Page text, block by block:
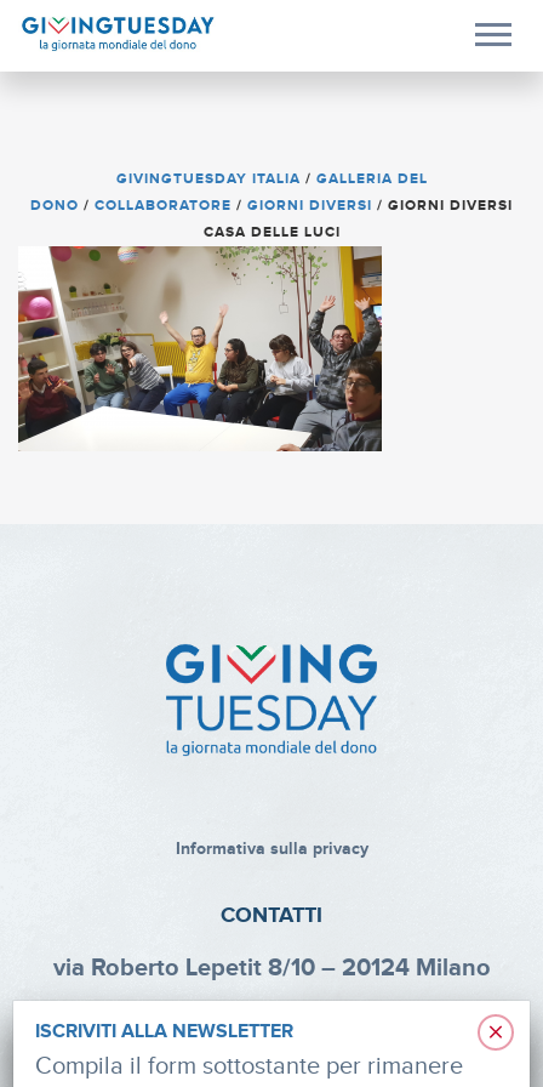
GIVINGTUESDAY ITALIA / GALLERIA DEL
DONO / COLLABORATORE / GIORNI DIVERSI / GIORNI DIVERSI
CASA DELLE LUCI
Informativa sulla privacy
CONTATTI
via Roberto Lepetit 8/10 – 20124 Milano
Tel: +39 02 47924880
×
ISCRIVITI ALLA NEWSLETTER
Compila il form sottostante per rimanere